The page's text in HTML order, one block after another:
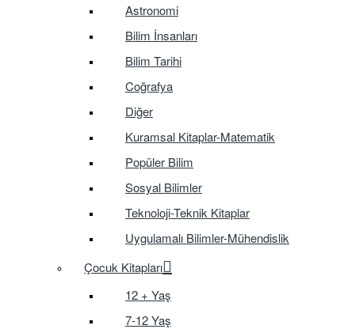
Astronomi
Bilim İnsanları
Bilim Tarihi
Coğrafya
Diğer
Kuramsal Kitaplar-Matematik
Popüler Bilim
Sosyal Bilimler
Teknoloji-Teknik Kitaplar
Uygulamalı Bilimler-Mühendislik
Çocuk Kitapları
12 + Yaş
7-12 Yaş